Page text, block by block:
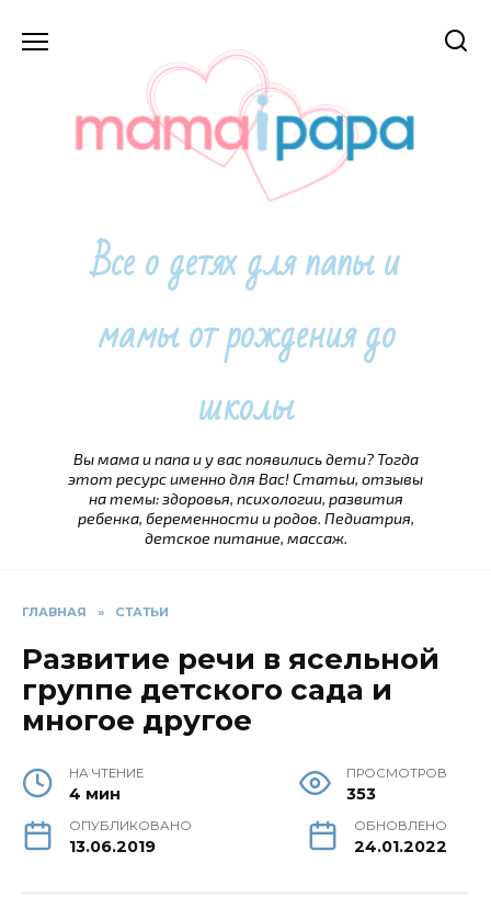
Все о детях для папы и
мамы от рождения до
школы
Вы мама и папа и у вас появились дети? Тогда
этот ресурс именно для Вас! Статьи, отзывы
на темы: здоровья, психологии, развития
ребенка, беременности и родов. Педиатрия,
детское питание, массаж.
ГЛАВНАЯ » СТАТЬИ
Развитие речи в ясельной
группе детского сада и
многое другое
НА ЧТЕНИЕ
4 мин
ПРОСМОТРОВ
353
ОПУБЛИКОВАНО
13.06.2019
ОБНОВЛЕНО
24.01.2022